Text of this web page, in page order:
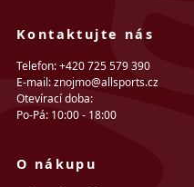
Kontaktujte nás
Telefon: +420 725 579 390
E-mail: znojmo@allsports.cz
Otevírací doba:
Po-Pá: 10:00 - 18:00
O nákupu